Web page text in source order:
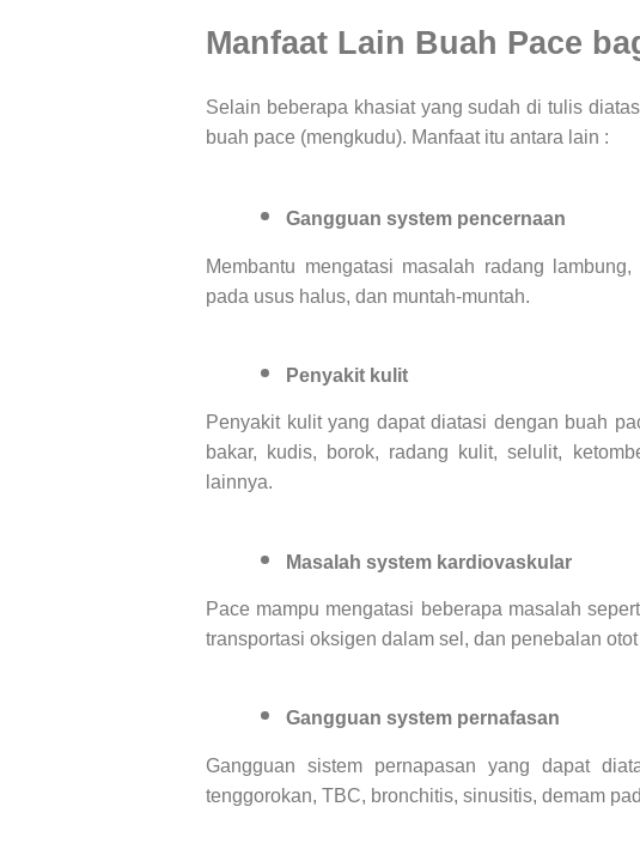
Manfaat Lain Buah Pace
Selain beberapa khasiat yang sudah di tulis
buah pace (mengkudu). Manfaat itu antara lain :
Gangguan system pencernaan
Membantu mengatasi masalah radang
pada usus halus, dan muntah-muntah.
Penyakit kulit
Penyakit kulit yang dapat diatasi dengan buah
bakar, kudis, borok, radang kulit, selulit,
lainnya.
Masalah system kardiovaskular
Pace mampu mengatasi beberapa masalah
transportasi oksigen dalam sel, dan penebalan
Gangguan system pernafasan
Gangguan sistem pernapasan yang dapat
tenggorokan, TBC, bronchitis, sinusitis, demam